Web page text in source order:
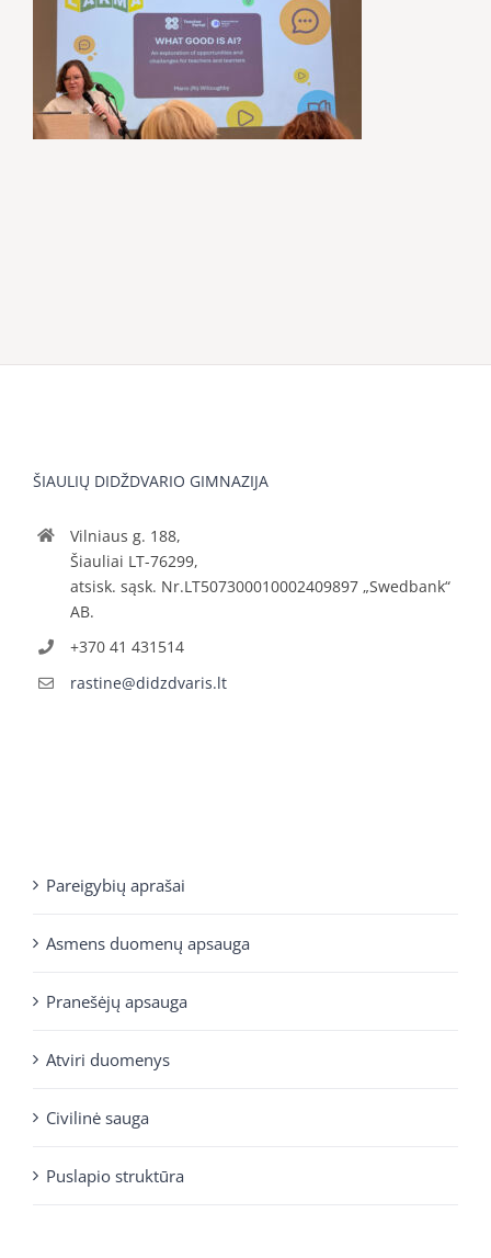
ŠIAULIŲ DIDŽDVARIO GIMNAZIJA
Vilniaus g. 188,
Šiauliai LT-76299,
atsisk. sąsk. Nr.LT507300010002409897 „Swedbank“
AB.
+370 41 431514
rastine@didzdvaris.lt
Pareigybių aprašai
Asmens duomenų apsauga
Pranešėjų apsauga
Atviri duomenys
Civilinė sauga
Puslapio struktūra